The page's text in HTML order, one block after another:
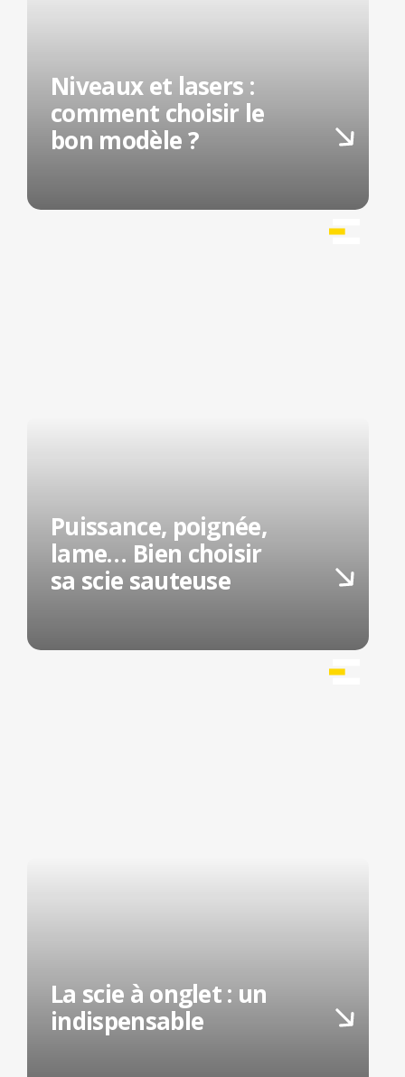
Niveaux et lasers :
comment choisir le
bon modèle ?
Puissance, poignée,
lame… Bien choisir
sa scie sauteuse
La scie à onglet : un
indispensable